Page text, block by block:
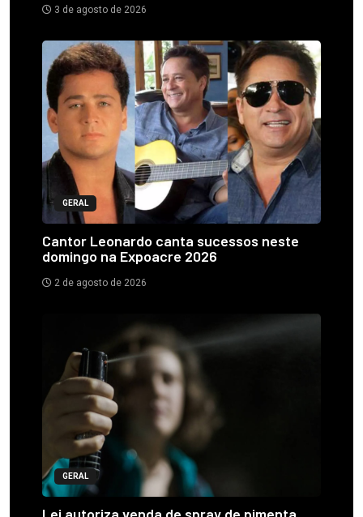
3 de agosto de 2026
GERAL
Cantor Leonardo canta sucessos neste
domingo na Expoacre 2026
2 de agosto de 2026
GERAL